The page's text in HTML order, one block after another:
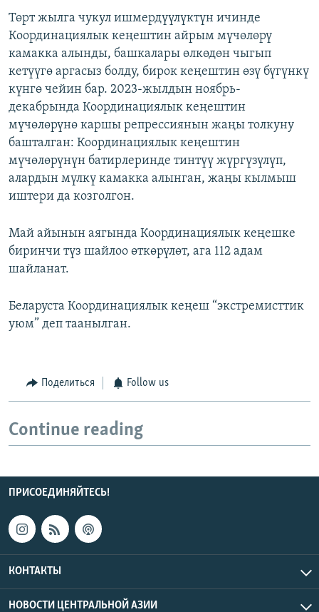
Төрт жылга чукул ишмердүүлүктүн ичинде
Координациялык кеңештин айрым мүчөлөрү
камакка алынды, башкалары өлкөдөн чыгып
кетүүгө аргасыз болду, бирок кеңештин өзү бүгүнкү
күнгө чейин бар. 2023-жылдын ноябрь-
декабрында Координациялык кеңештин
мүчөлөрүнө каршы репрессиянын жаңы толкуну
башталган: Координациялык кеңештин
мүчөлөрүнүн батирлеринде тинтүү жүргүзүлүп,
алардын мүлкү камакка алынган, жаңы кылмыш
иштери да козголгон.
Май айынын аягында Координациялык кеңешке
биринчи түз шайлоо өткөрүлөт, ага 112 адам
шайланат.
Беларуста Координациялык кеңеш “экстремисттик
уюм” деп таанылган.
Поделиться Follow us
Continue reading
ПРИСОЕДИНЯЙТЕСЬ!
КОНТАКТЫ
НОВОСТИ ЦЕНТРАЛЬНОЙ АЗИИ